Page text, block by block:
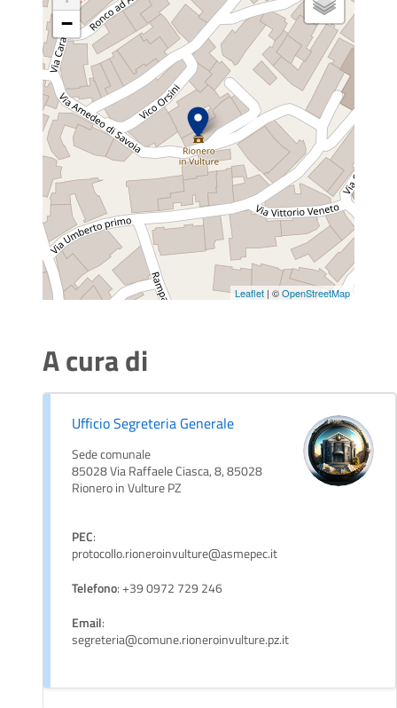
−
Leaflet | ©OpenStreetMap
A cura di
Ufficio Segreteria Generale
Sede comunale
85028 Via Raffaele Ciasca, 8, 85028
Rionero in Vulture PZ
PEC:
protocollo.rioneroinvulture@asmepec.it
Telefono: +39 0972 729 246
Email:
segreteria@comune.rioneroinvulture.pz.it